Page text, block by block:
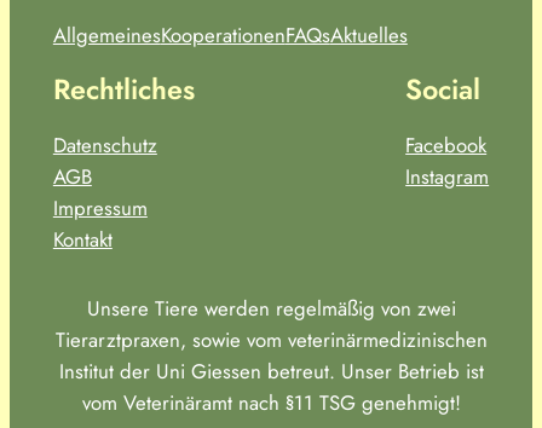
AllgemeinesKooperationenFAQsAktuelles
Rechtliches
Datenschutz
AGB
Impressum
Kontakt
Social
Facebook
Instagram
Unsere Tiere werden regelmäßig von zwei
Tierarztpraxen, sowie vom veterinärmedizinischen
Institut der Uni Giessen betreut. Unser Betrieb ist
vom Veterinäramt nach §11 TSG genehmigt!